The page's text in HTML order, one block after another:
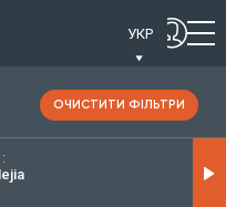
УКР
ОЧИСТИТИ ФІЛЬТРИ